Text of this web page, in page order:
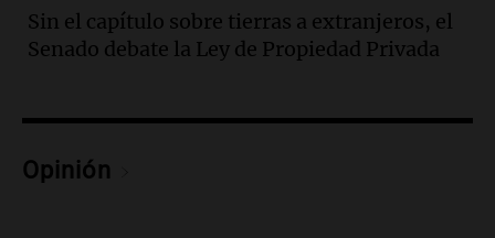
contrato entre cooperativa argentina y
Huawei en Neuquén
Audio.El vicegobernador de Salta resalta
provincia y su integración
Sin el capítulo sobre tierras a extranjeros, el
Senado debate la Ley de Propiedad Privada
Opinión